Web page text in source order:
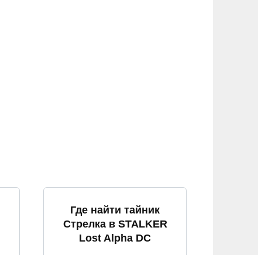
Где найти тайник
Стрелка в STALKER
Lost Alpha DC